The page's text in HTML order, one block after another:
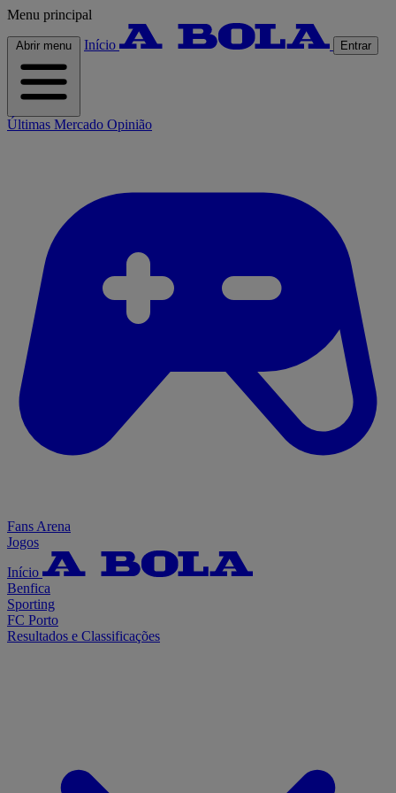
Menu principal
Abrir menu Início Entrar
Últimas Mercado Opinião
Fans Arena
Jogos
Início
Benfica
Sporting
FC Porto
Resultados e Classificações